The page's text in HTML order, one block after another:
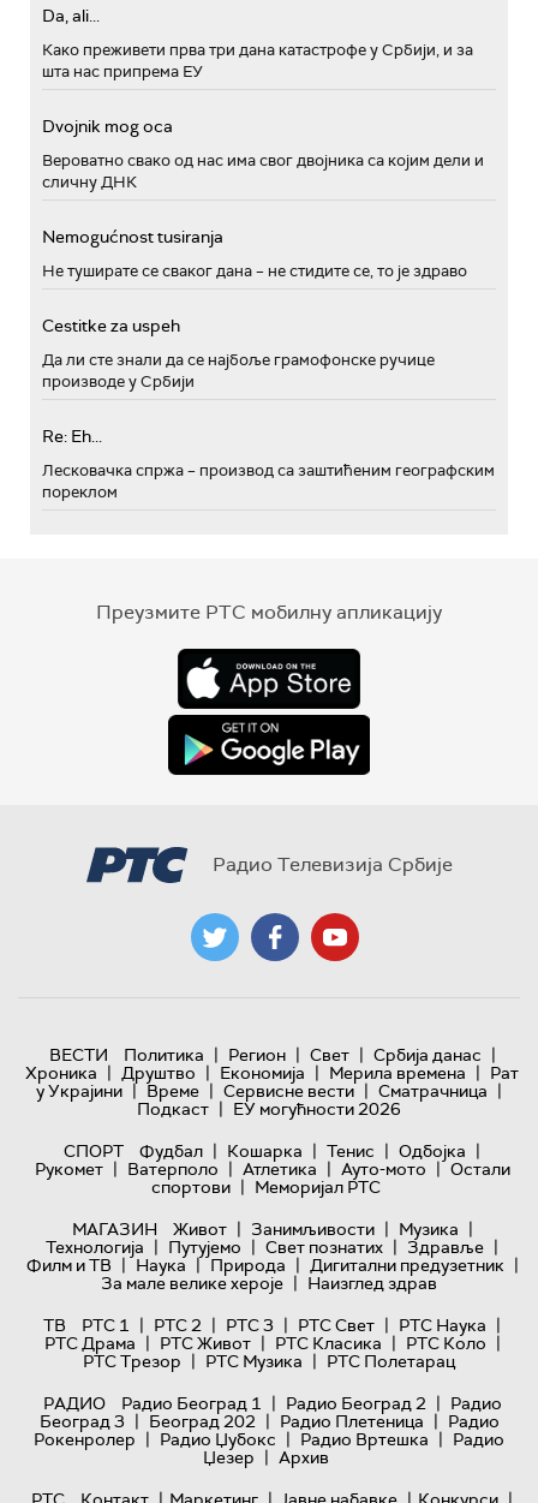
Da, ali...
Како преживети прва три дана катастрофе у Србији, и за
шта нас припрема ЕУ
Dvojnik mog oca
Вероватно свако од нас има свог двојника са којим дели и
сличну ДНК
Nemogućnost tusiranja
Не туширате се сваког дана – не стидите се, то је здраво
Cestitke za uspeh
Да ли сте знали да се најбоље грамофонске ручице
производе у Србији
Re: Eh...
Лесковачка спржа – производ са заштићеним географским
пореклом
Преузмите РТС мобилну апликацију
Радио Телевизија Србије
ВЕСТИ Политика | Регион | Свет | Србија данас |
Хроника | Друштво | Економија | Мерила времена | Рат
у Украјини | Време | Сервисне вести | Сматрачница |
Подкаст | ЕУ могућности 2026
СПОРТ
Фудбал | Кошарка | Тенис | Одбојка |
Рукомет | Ватерполо | Атлетика | Ауто-мото | Остали
спортови | Меморијал РТС
МАГАЗИН
Живот | Занимљивости | Музика |
Технологијa | Путујемо | Свет познатих | Здравље |
Филм и ТВ | Наука | Природа | Дигитални предузетник |
За мале велике хероје | Наизглед здрав
ТВ
РТС 1 | РТС 2 | РТС 3 | РТС Свет | РТС Наука |
РТС Драма | РТС Живот | РТС Класика | РТС Коло |
РТС Трезор | РТС Музика | РТС Полетарац
РАДИО
Радио Београд 1 | Радио Београд 2 | Радио
Београд 3 | Београд 202 | Радио Плетеница | Радио
Рокенролер | Радио Џубокс | Радио Вртешка | Радио
Џезер | Архив